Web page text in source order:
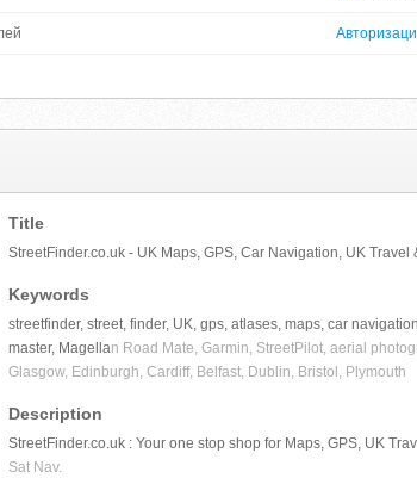
Title
StreetFinder.co.uk - UK Maps, GPS, Car Navigation, UK Travel
Keywords
streetfinder, street, finder, UK, gps, atlases, maps, car
master, Magellan Road Mate, Garmin, StreetPilot, aerial
Glasgow, Edinburgh, Cardiff, Belfast, Dublin, Bristol, Plymouth
Description
StreetFinder.co.uk : Your one stop shop for Maps, GPS, UK
Sat Nav.